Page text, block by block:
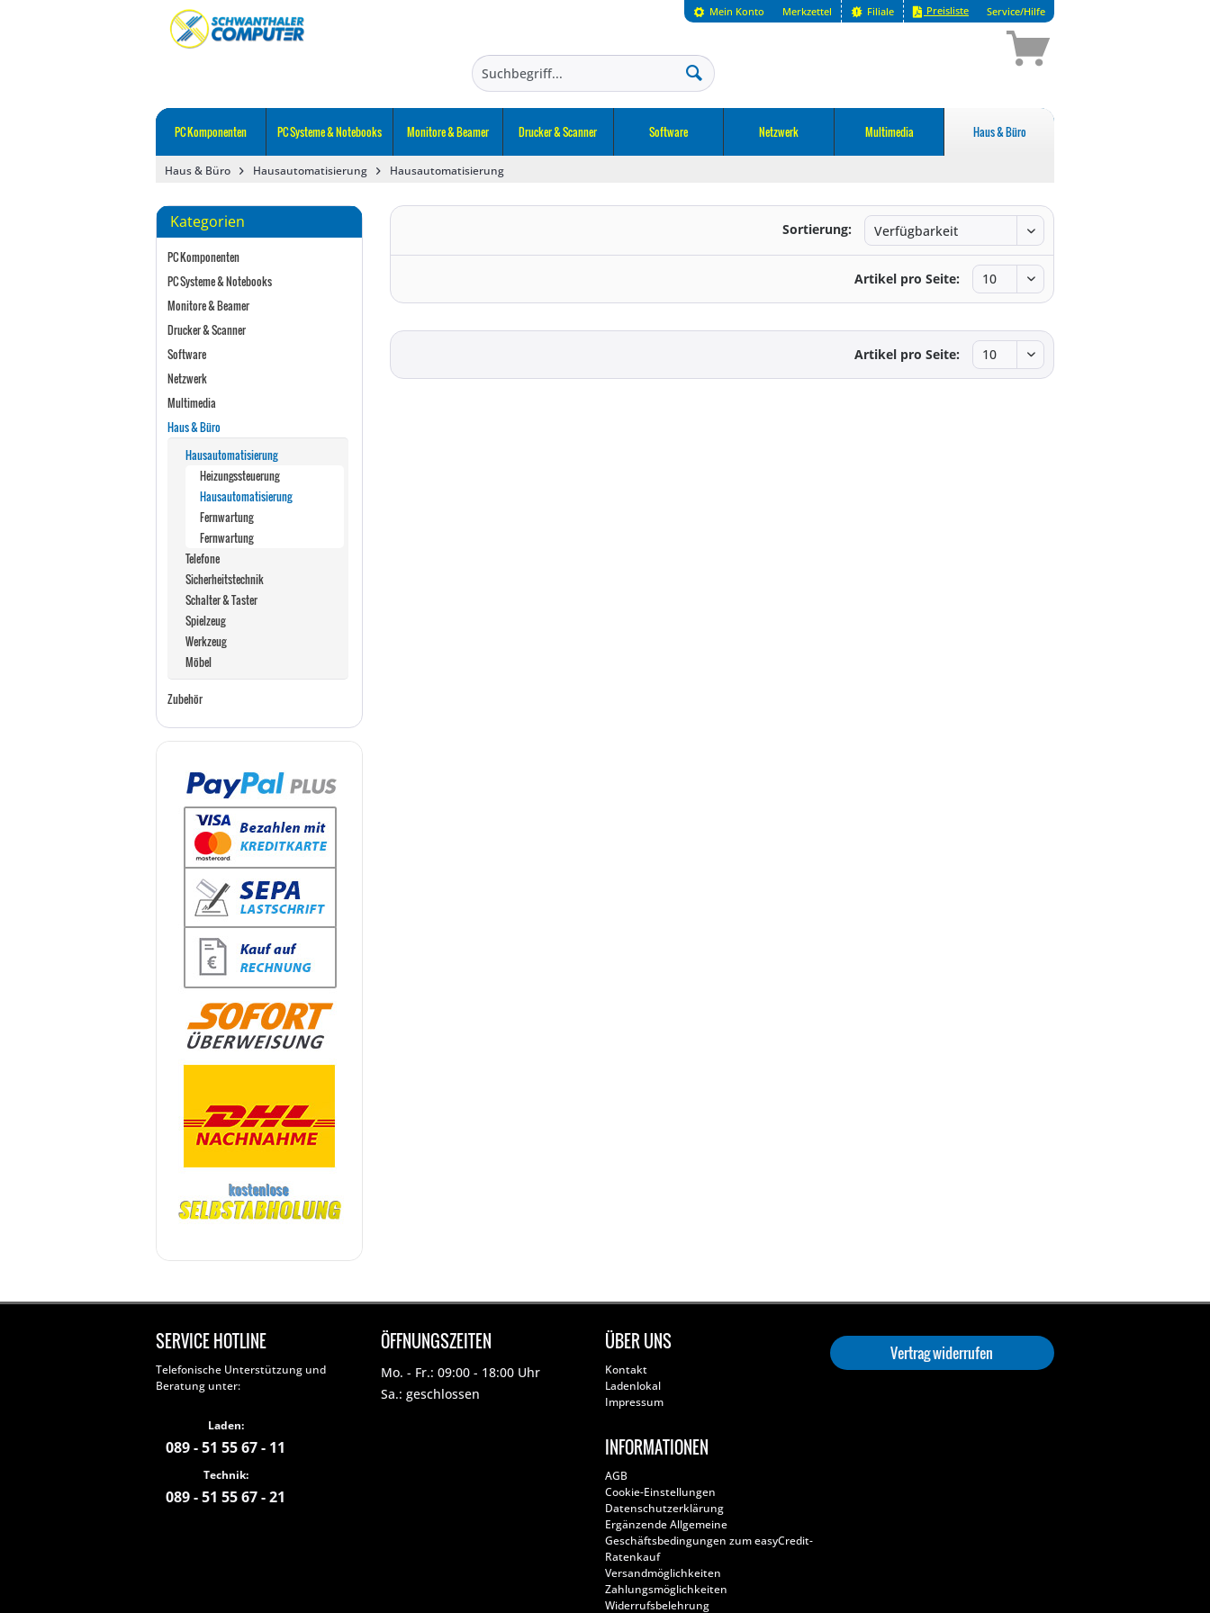
Mein Konto Merkzettel Filiale Preisliste Service/Hilfe
PC Komponenten PC Systeme & Notebooks Monitore & Beamer Drucker & Scanner Software Netzwerk Multimedia Haus & Büro
Haus & Büro Hausautomatisierung Hausautomatisierung
Kategorien
PC Komponenten
PC Systeme & Notebooks
Monitore & Beamer
Drucker & Scanner
Software
Netzwerk
Multimedia
Haus & Büro
Hausautomatisierung
Heizungssteuerung
Hausautomatisierung
Fernwartung
Fernwartung
Telefone
Sicherheitstechnik
Schalter & Taster
Spielzeug
Werkzeug
Möbel
Zubehör
Sortierung:
Artikel pro Seite:
Artikel pro Seite:
SERVICE HOTLINE
Telefonische Unterstützung und
Beratung unter:
Laden:
089 - 51 55 67 - 11
Technik:
089 - 51 55 67 - 21
ÖFFNUNGSZEITEN
Mo. - Fr.: 09:00 - 18:00 Uhr
Sa.: geschlossen
ÜBER UNS
Kontakt
Ladenlokal
Impressum
INFORMATIONEN
AGB
Cookie-Einstellungen
Datenschutzerklärung
Ergänzende Allgemeine
Geschäftsbedingungen zum easyCredit-
Ratenkauf
Versandmöglichkeiten
Zahlungsmöglichkeiten
Widerrufsbelehrung
Vertrag widerrufen